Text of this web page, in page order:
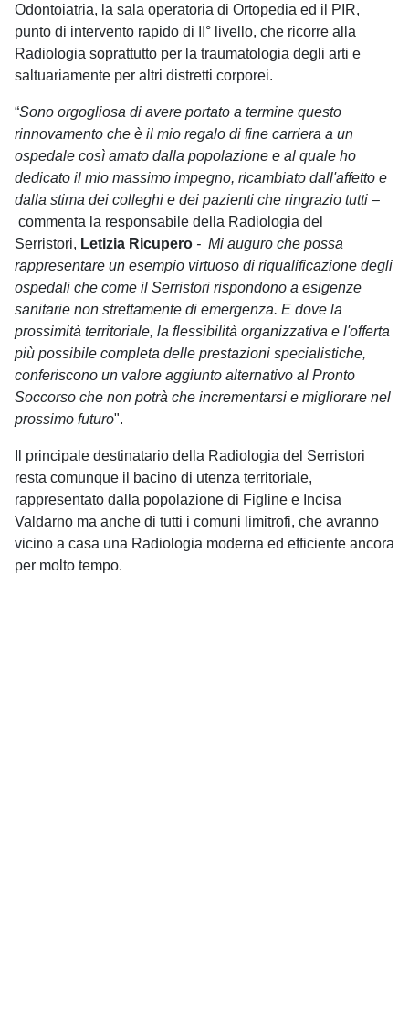
Odontoiatria, la sala operatoria di Ortopedia ed il PIR,
punto di intervento rapido di II° livello, che ricorre alla
Radiologia soprattutto per la traumatologia degli arti e
saltuariamente per altri distretti corporei.
“Sono orgogliosa di avere portato a termine questo
rinnovamento che è il mio regalo di fine carriera a un
ospedale così amato dalla popolazione e al quale ho
dedicato il mio massimo impegno, ricambiato dall'affetto e
dalla stima dei colleghi e dei pazienti che ringrazio tutti –
commenta la responsabile della Radiologia del
Serristori, Letizia Ricupero - Mi auguro che possa
rappresentare un esempio virtuoso di riqualificazione degli
ospedali che come il Serristori rispondono a esigenze
sanitarie non strettamente di emergenza. E dove la
prossimità territoriale, la flessibilità organizzativa e l'offerta
più possibile completa delle prestazioni specialistiche,
conferiscono un valore aggiunto alternativo al Pronto
Soccorso che non potrà che incrementarsi e migliorare nel
prossimo futuro".
Il principale destinatario della Radiologia del Serristori
resta comunque il bacino di utenza territoriale,
rappresentato dalla popolazione di Figline e Incisa
Valdarno ma anche di tutti i comuni limitrofi, che avranno
vicino a casa una Radiologia moderna ed efficiente ancora
per molto tempo.